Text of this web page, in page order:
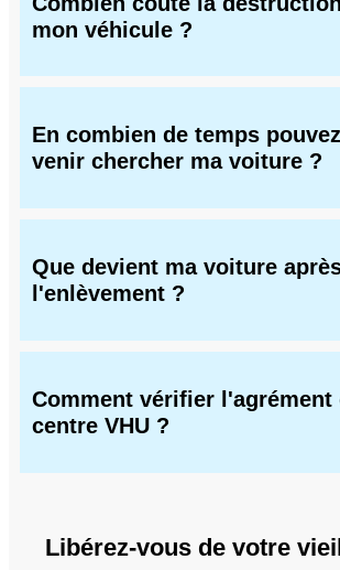
mon véhicule ?
En combien de temps
venir chercher ma voiture ?
Que devient ma voiture
l'enlèvement ?
Comment vérifier l'agrément
centre VHU ?
Libérez-vous de votre